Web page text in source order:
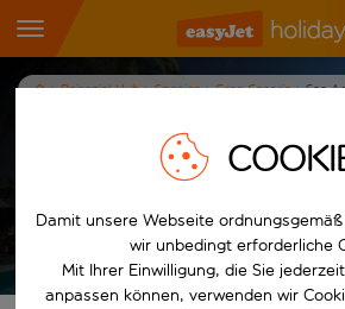
Reiseziel-Hub Spanien Gran Canaria San
Urlaub in San Agustin
Urlaub anzeigen
Damit unsere Webseite
wir unbedingt erforderliche
Mit Ihrer Einwilligung, die Sie
anpassen können, verwenden wir